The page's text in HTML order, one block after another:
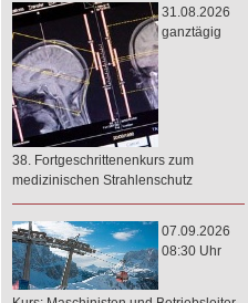
31.08.2026
ganztägig
38. Fortgeschrittenenkurs zum
medizinischen Strahlenschutz
07.09.2026
08:30 Uhr